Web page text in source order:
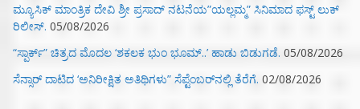
ಮ್ಯೂಸಿಕ್‌ ಮಾಂತ್ರಿಕ ದೇವಿ ಶ್ರೀ ಪ್ರಸಾದ್ ನಟನೆಯ”ಯಲ್ಲಮ್ಮ” ಸಿನಿಮಾದ ಫಸ್ಟ್‌ ಲುಕ್‌
ರಿಲೀಸ್. 05/08/2026
“ಸ್ಪಾರ್ಕ್” ಚಿತ್ರದ ಮೊದಲ‌ ‘ಶಕಲಕ ಭುಂ‌ ಭೂಮ್..’ ಹಾಡು ಬಿಡುಗಡೆ. 05/08/2026
ಸೆನ್ಸಾರ್ ದಾಟಿದ ‘ಅನಿರೀಕ್ಷಿತ ಅತಿಥಿಗಳು” ಸೆಪ್ಟೆಂಬರ್‌ನಲ್ಲಿ ತೆರೆಗೆ. 02/08/2026